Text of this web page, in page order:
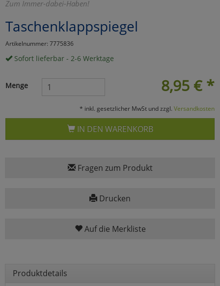
Zum Immer-dabei-Haben!
Taschenklappspiegel
Artikelnummer: 7775836
Sofort lieferbar - 2-6 Werktage
8,95 € *
Menge
* inkl. gesetzlicher MwSt und zzgl. Versandkosten
IN DEN WARENKORB
Fragen zum Produkt
Drucken
Auf die Merkliste
Produktdetails
Umfragetools
Cookies
Cookies
Einstellungen speichern
zurückzu Haupptseite